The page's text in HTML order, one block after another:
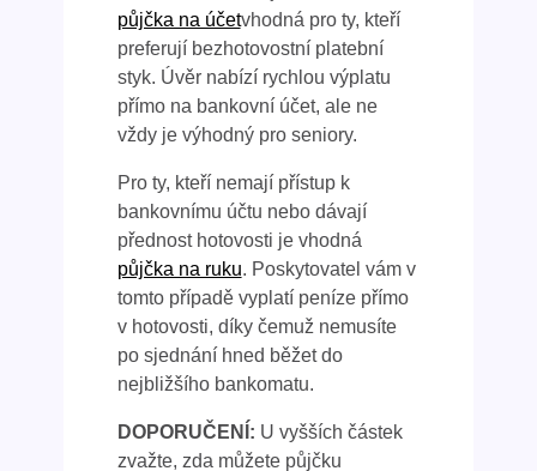
půjčka na účetvhodná pro ty, kteří
preferují bezhotovostní platební
styk. Úvěr nabízí rychlou výplatu
přímo na bankovní účet, ale ne
vždy je výhodný pro seniory.
Pro ty, kteří nemají přístup k
bankovnímu účtu nebo dávají
přednost hotovosti je vhodná
půjčka na ruku. Poskytovatel vám v
tomto případě vyplatí peníze přímo
v hotovosti, díky čemuž nemusíte
po sjednání hned běžet do
nejbližšího bankomatu.
DOPORUČENÍ: U vyšších částek
zvažte, zda můžete půjčku